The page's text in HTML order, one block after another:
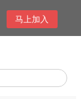
马上加入